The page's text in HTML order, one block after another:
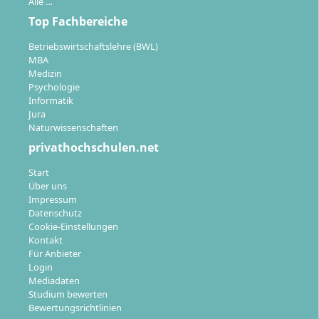
Studienort
Das Studium findet vollständig ortsunabhängig im
Fernstudium statt und kann deutschlandweit sowie
international absolviert werden. Der Online-Campus
ermöglicht den Zugriff auf alle Lehr- und
Lernmaterialien, Kommunikations- und
Organisationstools. Prüfungen sind flexibel online
oder an bundesweit zehn Prüfungszentren möglich.
Präsenzseminare werden überwiegend online
angeboten, einzelne Termine können auf Wunsch
auch vor Ort besucht werden.
Top Fachbereiche
Betriebswirtschaftslehre (BWL)
MBA
Medizin
Psychologie
Informatik
Jura
Naturwissenschaften
privathochschulen.net
Start
Über uns
Impressum
Datenschutz
Cookie-Einstellungen
Kontakt
Für Anbieter
Login
Mediadaten
Studium bewerten
Bewertungsrichtlinien